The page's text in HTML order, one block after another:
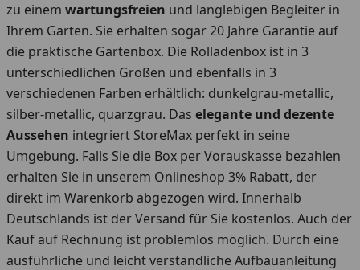
zu einem wartungsfreien und langlebigen Begleiter in
Ihrem Garten. Sie erhalten sogar 20 Jahre Garantie auf
die praktische Gartenbox. Die Rolladenbox ist in 3
unterschiedlichen Größen und ebenfalls in 3
verschiedenen Farben erhältlich: dunkelgrau-metallic,
silber-metallic, quarzgrau. Das elegante und dezente
Aussehen integriert StoreMax perfekt in seine
Umgebung. Falls Sie die Box per Vorauskasse bezahlen
erhalten Sie in unserem Onlineshop 3% Rabatt, der
direkt im Warenkorb abgezogen wird. Innerhalb
Deutschlands ist der Versand für Sie kostenlos. Auch der
Kauf auf Rechnung ist problemlos möglich. Durch eine
ausführliche und leicht verständliche Aufbauanleitung